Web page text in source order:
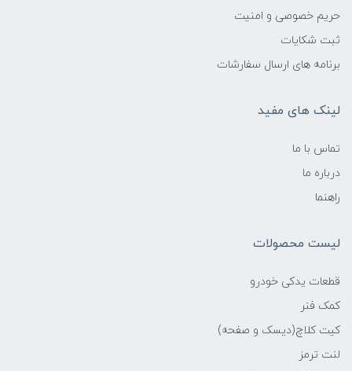
حریم خصوصی و امنیت
ثبت شکایات
برنامه های ارسال سفارشات
لینک های مفید
تماس با ما
درباره ما
راهنما
لیست محصولات
قطعات یدکی خودرو
کمک فنر
کیت کلاچ(دیسک و صفحه)
لنت ترمز